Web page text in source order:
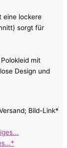
eine lockere
sorgt für
mit
Design und
Bild-Link*